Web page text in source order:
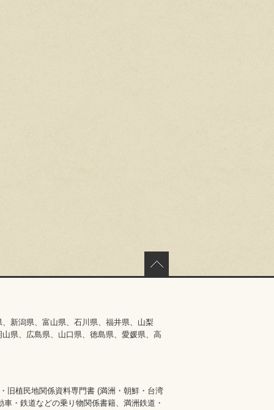
新潟県、富山県、石川県、福井県、山梨
県、広島県、山口県、徳島県、愛媛県、高
旧植民地関係資料専門書 (満洲・朝鮮・台湾
・鉄道などの乗り物関係書籍、満洲鉄道・